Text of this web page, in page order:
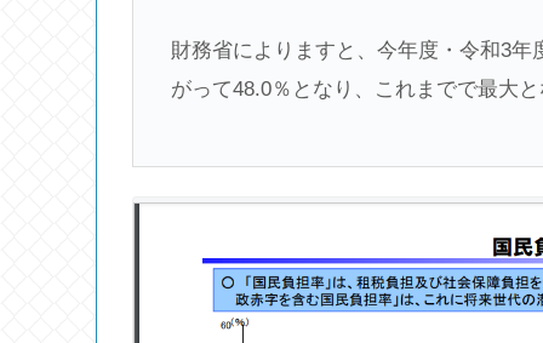
財務省によりますと、今年度・令和3
がって48.0％となり、これまでで最大